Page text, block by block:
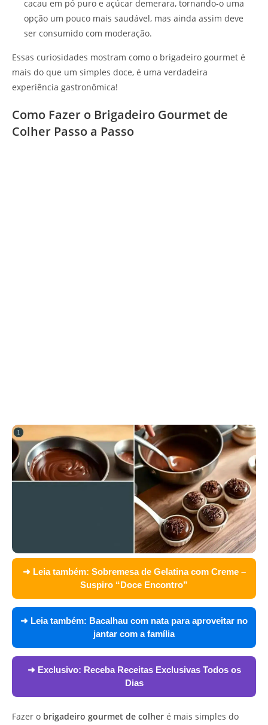
cacau em pó puro e açúcar demerara, tornando-o uma
opção um pouco mais saudável, mas ainda assim deve
ser consumido com moderação.
Essas curiosidades mostram como o brigadeiro gourmet é
mais do que um simples doce, é uma verdadeira
experiência gastronômica!
Como Fazer o Brigadeiro Gourmet de
Colher Passo a Passo
➜ Leia também: Sobremesa de Gelatina com Creme –
Suspiro “Doce Encontro”
➜ Leia também: Bacalhau com nata para aproveitar no
jantar com a família
➜ Exclusivo: Receba Receitas Exclusivas Todos os
Dias
Fazer o brigadeiro gourmet de colher é mais simples do